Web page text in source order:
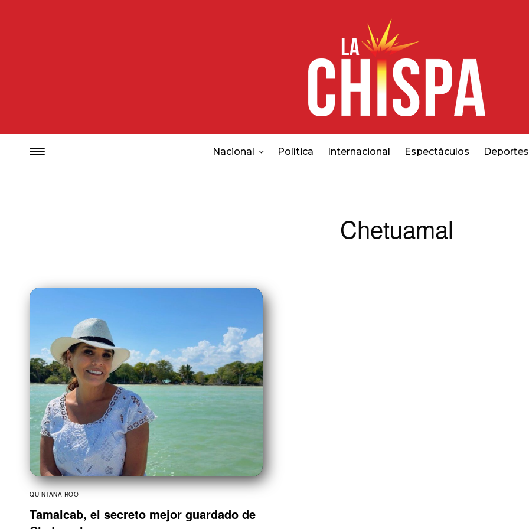
Nacional Política Internacional Espectáculos Deportes
Chetuamal
QUINTANA ROO
Tamalcab, el secreto mejor guardado de